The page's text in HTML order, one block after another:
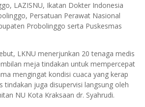
LAZISNU, Ikatan Dokter Indonesia
Persatuan Perawat Nasional
Probolinggo serta Puskesmas
LKNU menerjunkan 20 tenaga medis
meja tindakan untuk mempercepat
mengingat kondisi cuaca yang kerap
tindakan juga disupervisi langsung oleh
NU Kota Kraksaan dr. Syahrudi.